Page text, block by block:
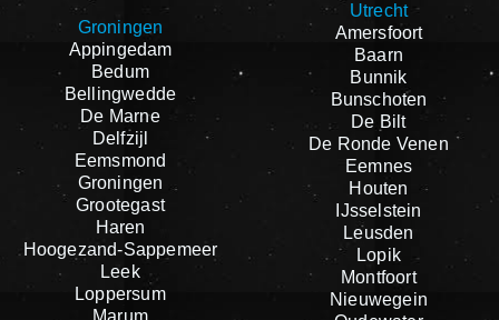
Groningen
Appingedam
Bedum
Bellingwedde
De Marne
Delfzijl
Eemsmond
Groningen
Grootegast
Haren
Hoogezand-Sappemeer
Leek
Loppersum
Utrecht
Amersfoort
Baarn
Bunnik
Bunschoten
De Bilt
De Ronde Venen
Eemnes
Houten
IJsselstein
Leusden
Lopik
Montfoort
Nieuwegein